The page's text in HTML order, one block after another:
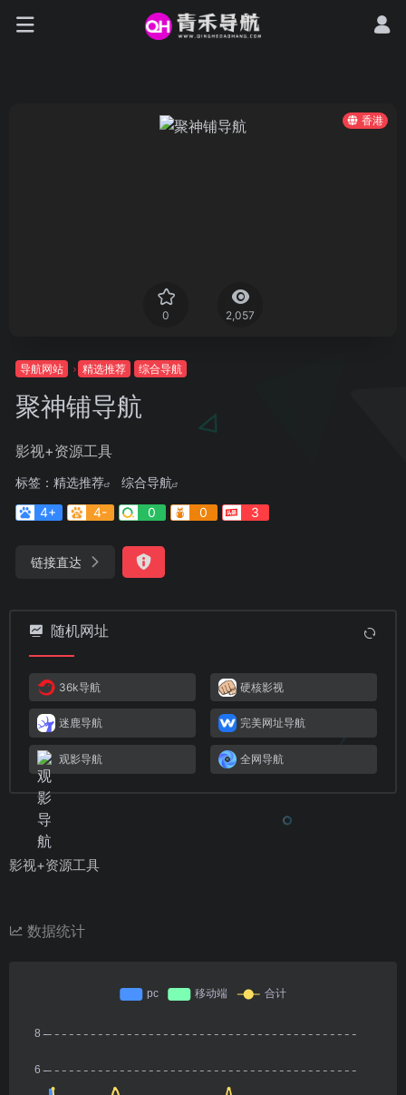
香港
0 2,057
导航网站 精选推荐 综合导航
聚神铺导航
影视+资源工具
标签： 精选推荐
综合导航
4+
4- 0 0 3
链接直达
随机网址
36k导航 硬核影视
迷鹿导航 完美网址导航
观影导航 全网导航
影视+资源工具
数据统计